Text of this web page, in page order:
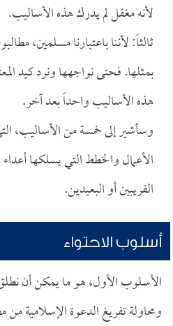
لأنه مغفل لم يدرك هذه الأساليب.
ثالثاً: لأننا باعتبارنا مسلمين،
بمثلها. فحتى نواجهها ونرد كيد
هذه الأساليب واحداً بعد آخر.
وسأشير إلى خمسة من الأساليب،
الأعمال والخطط التي يسلكها
القريبين أو البعيدين.
أسلوب الاحتواء
الأسلوب الأول، هو ما يمكن أن
ومحاولة تفريغ الدعوة الإسلامية